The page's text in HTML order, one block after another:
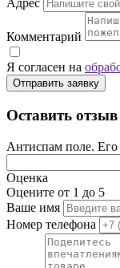
Адрес
Комментарий
Я согласен на
Отправить заявку
Оставить отзыв
Антиспам поле. Его
Оценка
Оцените от 1 до 5
Ваше имя
Номер телефона